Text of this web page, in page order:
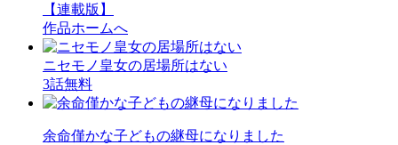
【連載版】
作品ホームへ
ニセモノ皇女の居場所はない
3話無料
余命僅かな子どもの継母になりました